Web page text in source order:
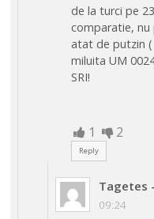
de la turci pe
comparatie,
atat de putzin (
miluita UM
SRI!
1 2
Reply
Tagetes -
09:24